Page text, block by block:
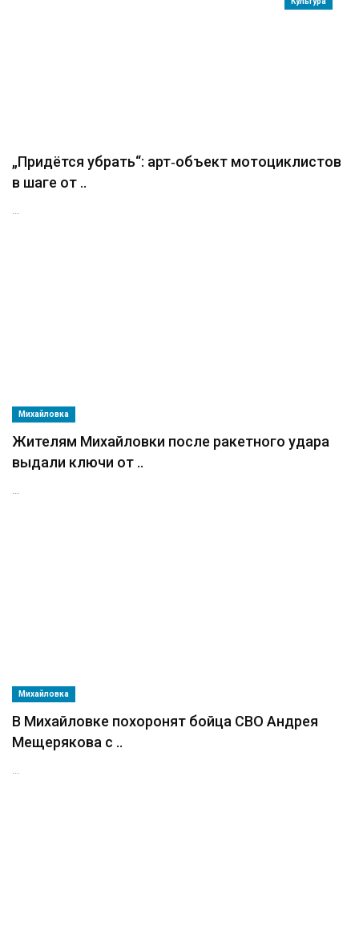
„Придётся убрать“: арт‑объект мотоциклистов
в шаге от ..
...
Михайловка
Жителям Михайловки после ракетного удара
выдали ключи от ..
...
Михайловка
В Михайловке похоронят бойца СВО Андрея
Мещерякова с ..
...